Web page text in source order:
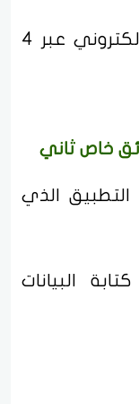
14. وصول رسالة على البريد الإلكتروني عبر 4
خاص ثاني
التطبيق الذي
البيانات